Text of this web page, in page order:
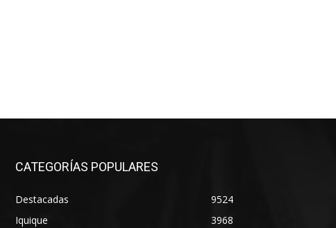
CATEGORÍAS POPULARES
Destacadas
9524
Iquique
3968